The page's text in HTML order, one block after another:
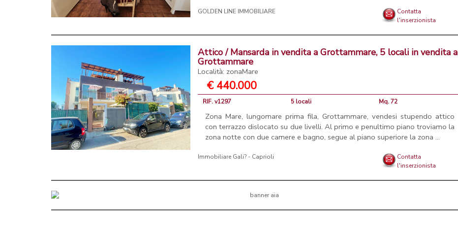
GOLDEN LINE IMMOBILIARE
Contatta
l'inserzionista
Attico / Mansarda in vendita a Grottammare, 5 locali in vendita a
Grottammare
Località: zonaMare
€ 440.000
RIF. v1297 5 locali Mq. 72
Zona Mare, lungomare prima fila, Grottammare, vendesi stupendo attico
con terrazzo dislocato su due livelli. Al primo e penultimo piano troviamo la
zona notte con due camere e bagno, segue al piano superiore la zona ...
Immobiliare Gali? - Caprioli
Contatta
l'inserzionista